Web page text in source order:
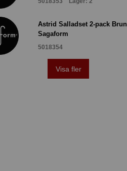
Astrid Salladset 2-pack Brun
Sagaform
5018354
Visa fler